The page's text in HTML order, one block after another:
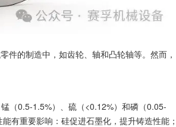
件的制造中，如齿轮、轴和凸轮轴等。然而，
（0.5-1.5%）、硫（<0.12%）和磷（0.05-
有重要影响：硅促进石墨化，提升铸造性能；